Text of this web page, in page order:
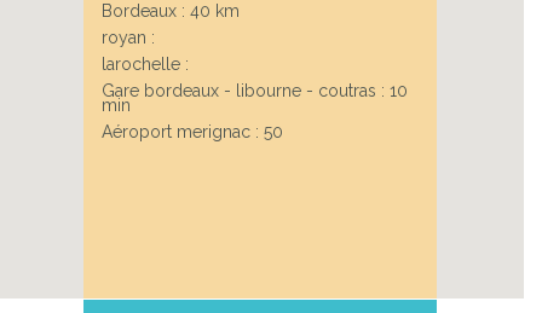
Bordeaux : 40 km
royan :
larochelle :
Gare bordeaux - libourne - coutras : 10
min
Aéroport merignac : 50